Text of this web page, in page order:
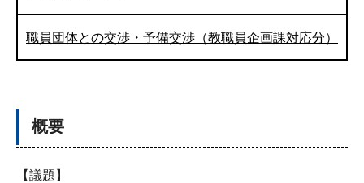
職員団体との交渉・予備交渉（教職員企画課対応分）
概要
【議題】